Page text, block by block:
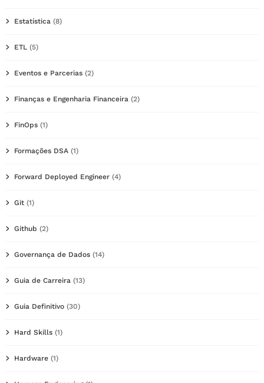
Estatística (8)
ETL (5)
Eventos e Parcerias (2)
Finanças e Engenharia Financeira (2)
FinOps (1)
Formações DSA (1)
Forward Deployed Engineer (4)
Git (1)
Github (2)
Governança de Dados (14)
Guia de Carreira (13)
Guia Definitivo (30)
Hard Skills (1)
Hardware (1)